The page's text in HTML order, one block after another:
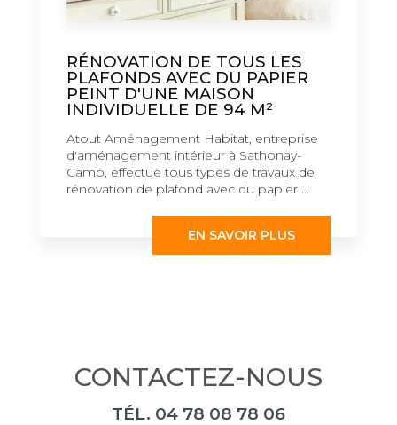
RÉNOVATION DE TOUS LES
PLAFONDS AVEC DU PAPIER
PEINT D'UNE MAISON
INDIVIDUELLE DE 94 M²
Atout Aménagement Habitat, entreprise
d'aménagement intérieur à Sathonay-
Camp, effectue tous types de travaux de
rénovation de plafond avec du papier ...
EN SAVOIR PLUS
CONTACTEZ-NOUS
TÉL. 04 78 08 78 06